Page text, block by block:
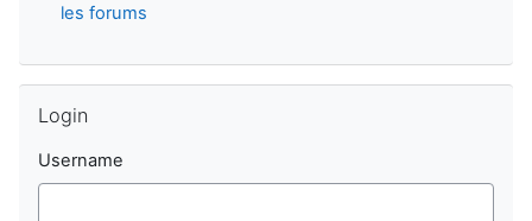
les forums
Login
Username